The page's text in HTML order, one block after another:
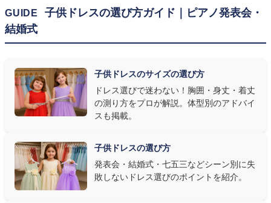
② 舞台で映える色・楽器に合うデザインを選ぶ
発表会の舞台は照明が強く、客席からは意外と色味が飛んで見え
ます。ネイビー・ブラック・深みのあるジュエルカラーはホールの照
す。またピアノ演奏なら落ち着いたシックなトーン、バイオリンやソ
ロ演奏なら華やかで視線を集めるデザイン、合唱やアンサンブル
なら衣装同士が調和するクラシカルな色合い、と演目に合わせた
③ 演奏の動きを妨げない設計か確認する
発表会ドレス選びで見落とされがちなのが"動きやすさ"です。ピ
アノならペダル操作を妨げない丈感、バイオリンなら弓を動かす
GUIDE
子供ドレスの選び方ガイド｜ピアノ発表会・
結婚式
子供ドレスのサイズの選び方
ドレス選びで迷わない！胸囲・身丈・着丈
の測り方をプロが解説。体型別のアドバイ
スも掲載。
子供ドレスの選び方
発表会・結婚式・七五三などシーン別に失
敗しないドレス選びのポイントを紹介。